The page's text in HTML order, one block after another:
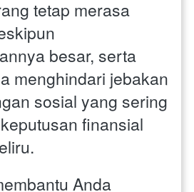
tetap merasa
besar, serta
menghindari jebakan
sosial yang sering
finansial
Anda